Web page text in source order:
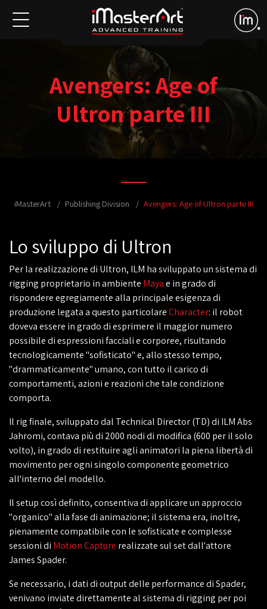
Avengers: Age of
Ultron parte III
iMasterArt Publishing Division Avengers: Age of Ultron parte III
Lo sviluppo di Ultron
Per la realizzazione di Ultron, ILM ha sviluppato un sistema di
rigging proprietario in ambiente Mayae in grado di
rispondere egregiamente alla principale esigenza di
produzione legata a questo particolareCharacter: il robot
doveva essere in grado di esprimere il maggior numero
possibile di espressioni facciali e corporee, risultando
tecnologicamente "sofisticato" e, allo stesso tempo,
"drammaticamente" umano, con tutto il carico di
comportamenti, azioni e reazioni che tale condizione
comporta.
Il rig finale, sviluppato dal Technical Director (TD) di ILM Abs
Jahromi, contava più di 2000 nodi di modifica (600 per il solo
volto), in grado di restituire agli animatori la piena libertà di
movimento per ogni singolo componente geometrico
all'interno del modello.
Il setup così definito, consentiva di applicare un approccio
"organico" alla fase di animazione; il sistema era, inoltre,
pienamente compatibile con le sofisticate e complesse
sessioni di Motion Capture realizzate sul set dall'attore
James Spader.
Se necessario, i dati di output delle performance di Spader,
venivano inviate direttamente al sistema di rigging per poi